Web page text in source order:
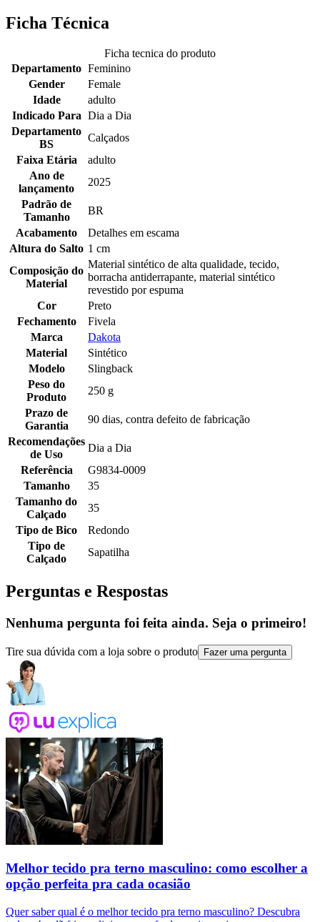
Ficha Técnica
Ficha tecnica do produto
Departamento Feminino
Gender
Female
Idade
adulto
Indicado Para Dia a Dia
Departamento
BS
Calçados
Faixa Etária
adulto
Ano de
lançamento
2025
Padrão de
Tamanho
BR
Acabamento
Detalhes em escama
Altura do Salto 1 cm
Composição do
Material
Material sintético de alta qualidade, tecido,
borracha antiderrapante, material sintético
revestido por espuma
Cor
Preto
Fechamento
Fivela
Marca
Dakota
Material
Sintético
Modelo
Slingback
Peso do
Produto
250 g
Prazo de
Garantia
90 dias, contra defeito de fabricação
Recomendações
de Uso
Dia a Dia
Referência
G9834-0009
Tamanho
35
Tamanho do
Calçado
35
Tipo de Bico
Redondo
Tipo de
Calçado
Sapatilha
Perguntas e Respostas
Nenhuma pergunta foi feita ainda. Seja o primeiro!
Tire sua dúvida com a loja sobre o produto Fazer uma pergunta
Melhor tecido pra terno masculino: como escolher a
opção perfeita pra cada ocasião
Quer saber qual é o melhor tecido pra terno masculino? Descubra